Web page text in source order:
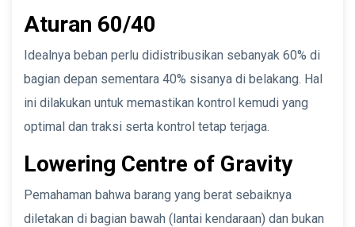
Aturan 60/40
Idealnya beban perlu didistribusikan sebanyak 60% di
bagian depan sementara 40% sisanya di belakang. Hal
ini dilakukan untuk memastikan kontrol kemudi yang
optimal dan traksi serta kontrol tetap terjaga.
Lowering Centre of Gravity
Pemahaman bahwa barang yang berat sebaiknya
diletakan di bagian bawah (lantai kendaraan) dan bukan